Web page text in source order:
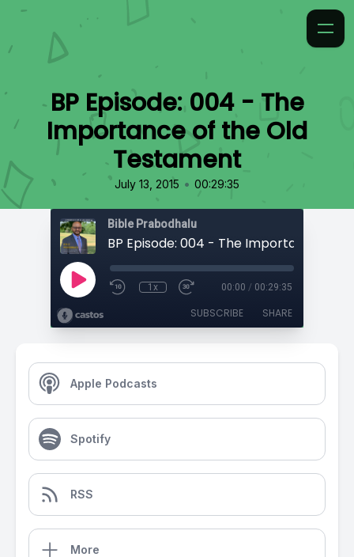
BP Episode: 004 - The
Importance of the Old
Testament
July 13, 2015 • 00:29:35
Bible Prabodhalu
1x 00:00 / 00:29:35
SUBSCRIBE SHARE
Apple Podcasts
Spotify
RSS
More